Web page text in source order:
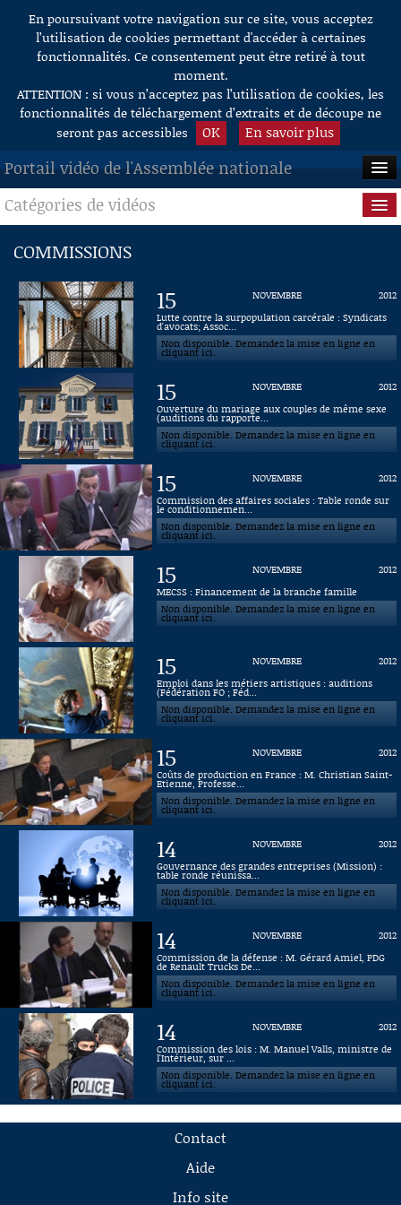
Aller au contenu
En poursuivant votre navigation sur ce site, vous acceptez
l’utilisation de cookies permettant d'accéder à certaines
fonctionnalités. Ce consentement peut être retiré à tout
moment.
ATTENTION : si vous n’acceptez pas l’utilisation de cookies, les
fonctionnalités de téléchargement d’extraits et de découpe ne
seront pas accessibles
OK En savoir plus
Portail vidéo de l'Assemblée nationale
ACCUEIL
EN DIRECT
À LA DEMANDE
RECHERCHE
AIDE À LA DÉCOUPE
DE VIDÉOS
Catégories de vidéos
Questions au Gouvernement
Commissions
Présidence
Évènements
Connaissance, Histoire
COMMISSIONS
15 NOVEMBRE
2012
Lutte contre la surpopulation carcérale : Syndicats
d'avocats; Assoc...
Non disponible. Demandez la mise en ligne en
cliquant ici.
15 NOVEMBRE
2012
Ouverture du mariage aux couples de même sexe
(auditions du rapporte...
Non disponible. Demandez la mise en ligne en
cliquant ici.
15 NOVEMBRE
2012
Commission des affaires sociales : Table ronde sur
le conditionnemen...
Non disponible. Demandez la mise en ligne en
cliquant ici.
15 NOVEMBRE
2012
MECSS : Financement de la branche famille
Non disponible. Demandez la mise en ligne en
cliquant ici.
15 NOVEMBRE
2012
Emploi dans les métiers artistiques : auditions
(Fédération FO ; Féd...
Non disponible. Demandez la mise en ligne en
cliquant ici.
15 NOVEMBRE
2012
Coûts de production en France : M. Christian Saint-
Etienne, Professe...
Non disponible. Demandez la mise en ligne en
cliquant ici.
14 NOVEMBRE
2012
Gouvernance des grandes entreprises (Mission) :
table ronde réunissa...
Non disponible. Demandez la mise en ligne en
cliquant ici.
14 NOVEMBRE
2012
Commission de la défense : M. Gérard Amiel, PDG
de Renault Trucks De...
Non disponible. Demandez la mise en ligne en
cliquant ici.
14 NOVEMBRE
2012
Commission des lois : M. Manuel Valls, ministre de
l'Intérieur, sur ...
Non disponible. Demandez la mise en ligne en
cliquant ici.
Contact
Aide
Info site